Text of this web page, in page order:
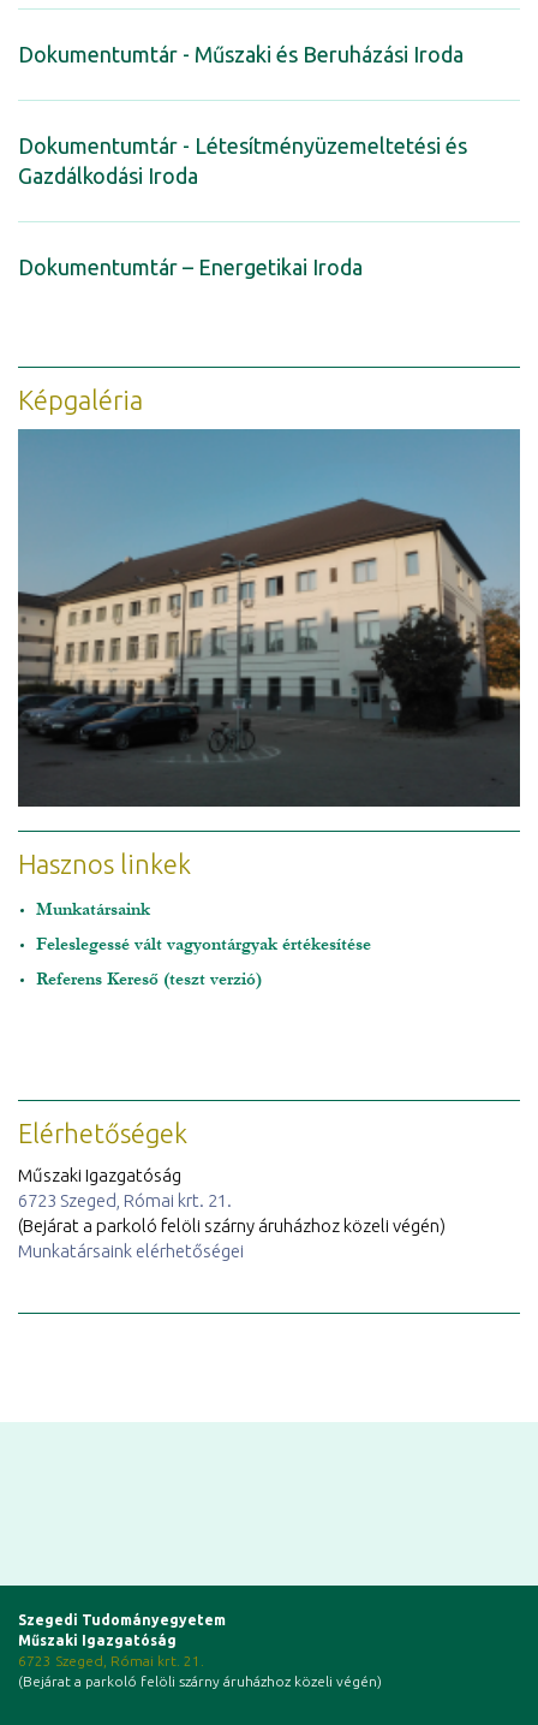
Dokumentumtár - Műszaki és Beruházási Iroda
Dokumentumtár - Létesítményüzemeltetési és
Gazdálkodási Iroda
Dokumentumtár – Energetikai Iroda
Képgaléria
Hasznos linkek
Munkatársaink
Feleslegessé vált vagyontárgyak értékesítése
Referens Kereső (teszt verzió)
Elérhetőségek
Műszaki Igazgatóság
6723 Szeged, Római krt. 21.
(Bejárat a parkoló felöli szárny áruházhoz közeli végén)
Munkatársaink elérhetőségei
Szegedi Tudományegyetem
Műszaki Igazgatóság
6723 Szeged, Római krt. 21.
(Bejárat a parkoló felöli szárny áruházhoz közeli végén)